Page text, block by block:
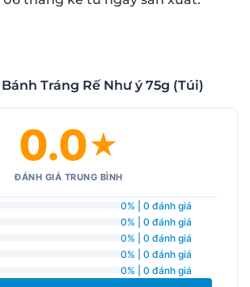
Tráng Rế Như ý 75g (Túi)
0.0★
ĐÁNH GIÁ TRUNG BÌNH
0% | 0 đánh giá
0% | 0 đánh giá
0% | 0 đánh giá
0% | 0 đánh giá
0% | 0 đánh giá